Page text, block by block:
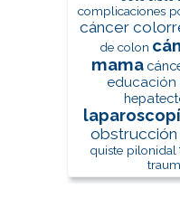
complicaciones
cáncer
de colon
mama
educación
obstrucción
quiste pilonidal